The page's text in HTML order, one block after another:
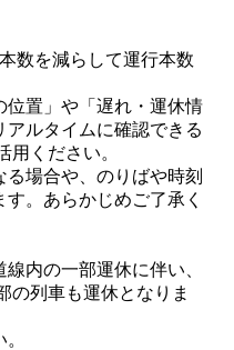
数を減らして運行本数
位置」や「遅れ・運休情
ルタイムに確認できる
用ください。
場合や、のりばや時刻
。あらかじめご了承く
内の一部運休に伴い、
の列車も運休となりま